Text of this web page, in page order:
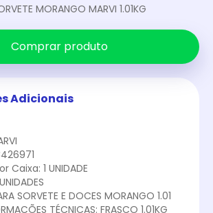
MORANGO MARVI 1.01KG
Comprar produto
Adicionais
1 UNIDADE
SORVETE E DOCES MORANGO 1.01
TÉCNICAS: FRASCO 1.01KG